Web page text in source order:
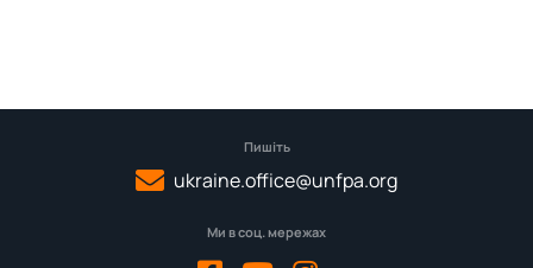
Пишіть
ukraine.office@unfpa.org
Ми в соц. мережах